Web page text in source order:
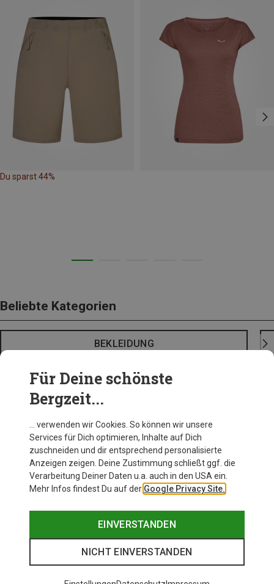
Du sparst 44%
Beliebte Kategorien
BEKLEIDUNG
Für Deine schönste
Bergzeit...
… verwenden wir Cookies. So können wir unsere
Services für Dich optimieren, Inhalte auf Dich
zuschneiden und dir entsprechend personalisierte
Anzeigen zeigen. Deine Zustimmung schließt ggf. die
Verarbeitung Deiner Daten u.a. auch in den USA ein.
Mehr Infos findest Du auf der Google Privacy Site.
EINVERSTANDEN
NICHT EINVERSTANDEN